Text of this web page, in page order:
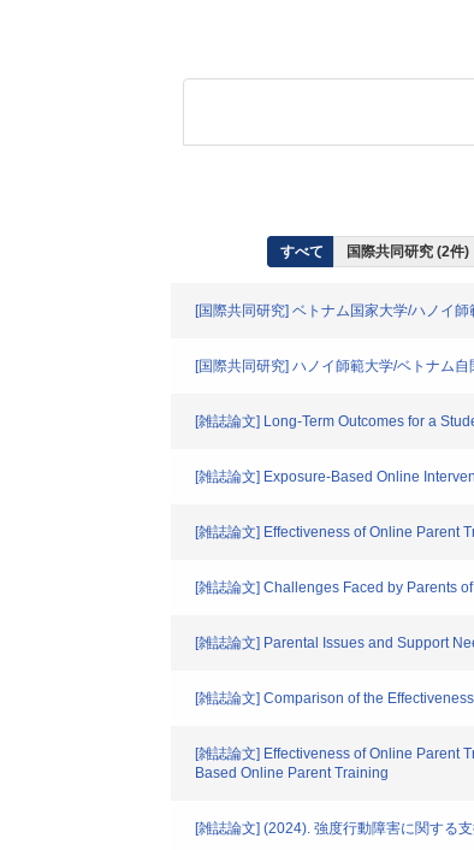
すべて 国際共同研究 (2件)
[国際共同研究] ベトナム国家大学/ハノイ
[国際共同研究] ハノイ師範大学/ベトナム
[雑誌論文] Long-Term Outcomes for a
[雑誌論文] Exposure-Based Online
[雑誌論文] Effectiveness of Online Parent
[雑誌論文] Challenges Faced by Parents
[雑誌論文] Parental Issues and Support
[雑誌論文] Comparison of the
[雑誌論文] Effectiveness of Online Parent
Based Online Parent Training
[雑誌論文] (2024). 強度行動障害に関する